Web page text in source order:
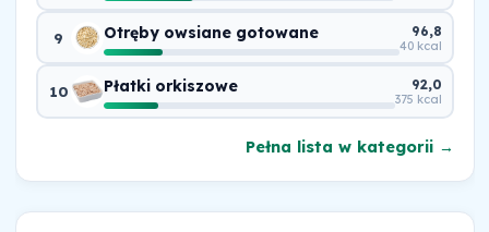
9 Otręby owsiane gotowane 96,8
40 kcal
10 Płatki orkiszowe 92,0
375 kcal
Pełna lista w kategorii →